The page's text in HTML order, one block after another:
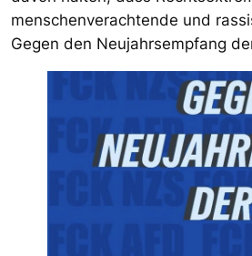
menschenverachtende und
Gegen den Neujahrsempfang